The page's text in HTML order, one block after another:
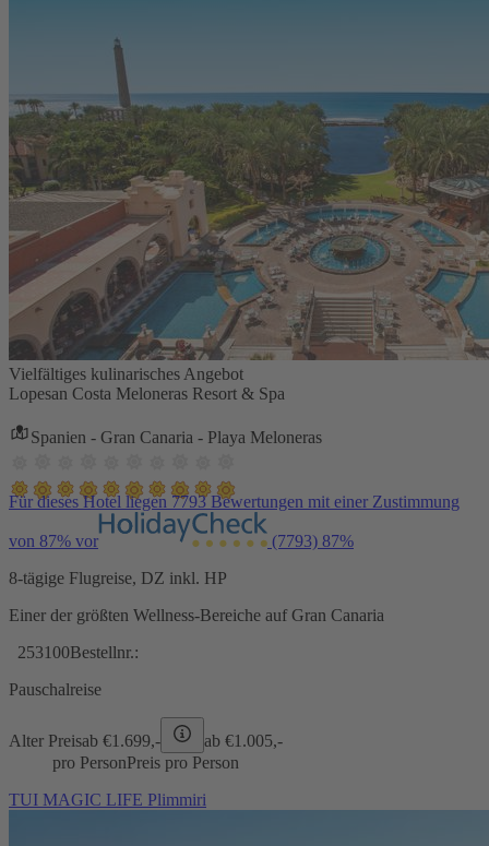
Vielfältiges kulinarisches Angebot
Lopesan Costa Meloneras Resort & Spa
Spanien - Gran Canaria - Playa Meloneras
Für dieses Hotel liegen 7793 Bewertungen mit einer Zustimmung
von 87% vor (7793) 87%
8-tägige Flugreise, DZ inkl. HP
Einer der größten Wellness-Bereiche auf Gran Canaria
253100Bestellnr.:
Pauschalreise
Alter Preisab €1.699,- ab €1.005,-
pro PersonPreis pro Person
TUI MAGIC LIFE Plimmiri